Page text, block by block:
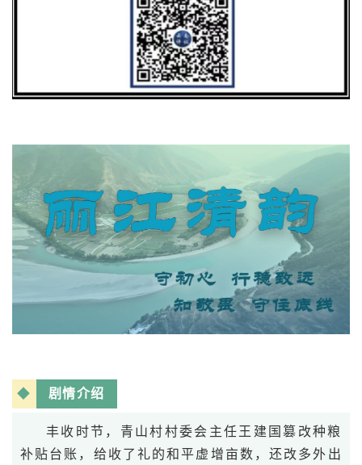
◆ 剧情介绍
丰收时节，青山村村委会主任王建国篡改种粮
补贴台账，给收了礼的和平虚增亩数，还改多外出